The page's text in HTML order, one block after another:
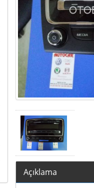
Açıklama